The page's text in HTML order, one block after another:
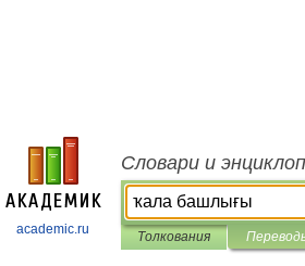
academic.ru
Словари и
Толкования